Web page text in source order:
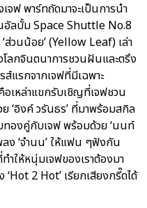
จฟ พาร์ทถัดมาจะเป็นการนำ
อัลบั้ม Space Shuttle No.8
ส่วนน้อย’ (Yellow Leaf) เล่า
ลกจินตนาการชวนฝันและตรึง
แรกจากเจฟที่มีเฉพาะ
เหล่าแขกรับเชิญที่เจฟชวน
‘อิงค์ วรันธร’ ที่มาพร้อมสกิล
ทองคู่กับเจฟ พร้อมด้วย ‘นนท์
ง ‘จำนน’ ให้แฟน ๆฟังกัน
ำให้หนุ่มเจฟของเราต้องมา
2 Hot’ เรียกเสียงกรี๊ดได้